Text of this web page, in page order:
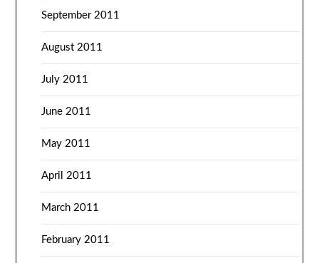
September 2011
August 2011
July 2011
June 2011
May 2011
April 2011
March 2011
February 2011